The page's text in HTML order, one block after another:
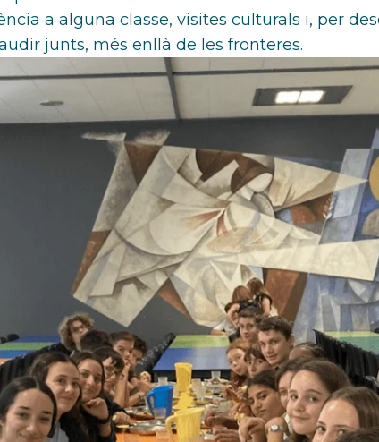
a alguna classe, visites culturals i, per
junts, més enllà de les fronteres.